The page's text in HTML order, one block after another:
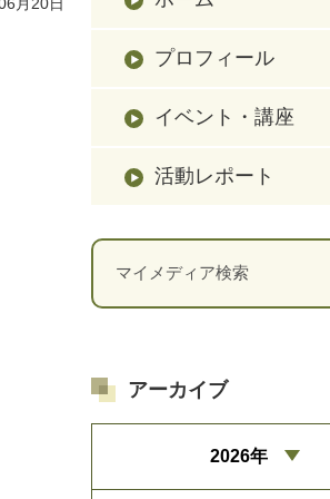
月20日
プロフィール
イベント・講座
活動レポート
アーカイブ
2026年